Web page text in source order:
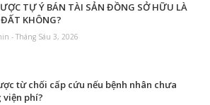
TỰ Ý BÁN TÀI SẢN ĐỒNG SỞ HỮU LÀ
KHÔNG?
- Tháng Sáu 3, 2026
từ chối cấp cứu nếu bệnh nhân chưa
viện phí?